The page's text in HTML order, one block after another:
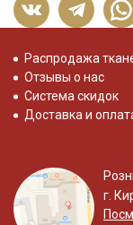
Распродажа
Отзывы о нас
Система скидок
Доставка и
г.